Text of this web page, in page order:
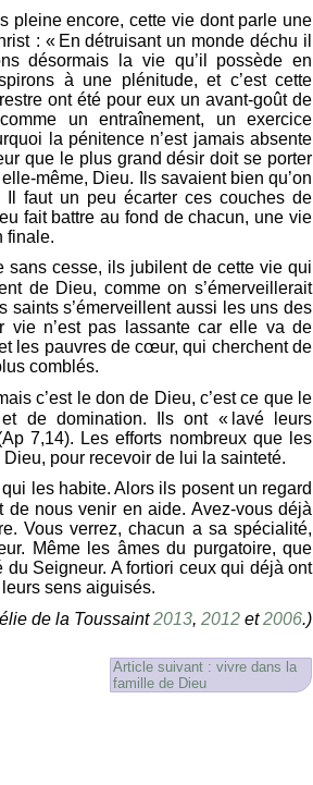
pleine encore, cette vie dont parle une
: « En détruisant un monde déchu il
désormais la vie qu’il possède en
à une plénitude, et c’est cette
ont été pour eux un avant-goût de
un entraînement, un exercice
la pénitence n’est jamais absente
que le plus grand désir doit se porter
même, Dieu. Ils savaient bien qu’on
faut un peu écarter ces couches de
fait battre au fond de chacun, une vie
finale.
cesse, ils jubilent de cette vie qui
de Dieu, comme on s’émerveillerait
saints s’émerveillent aussi les uns des
vie n’est pas lassante car elle va de
les pauvres de cœur, qui cherchent de
comblés.
c’est le don de Dieu, c’est ce que le
de domination. Ils ont « lavé leurs
7,14). Les efforts nombreux que les
pour recevoir de lui la sainteté.
les habite. Alors ils posent un regard
nous venir en aide. Avez-vous déjà
Vous verrez, chacun a sa spécialité,
Même les âmes du purgatoire, que
Seigneur. A fortiori ceux qui déjà ont
sens aiguisés.
de la Toussaint2013, 2012 et2006.)
Article suivant : vivre dans la
famille de Dieu